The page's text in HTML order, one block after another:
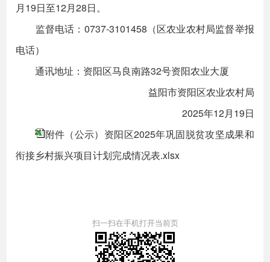
月19日至12月28日。
监督电话：0737-3101458（区农业农村局监督举报
电话）
通讯地址：资阳区马良南路32号资阳农业大厦
益阳市资阳区农业农村局
2025年12月19日
附件（公示）资阳区2025年巩固脱贫攻坚成果和
衔接乡村振兴项目计划完成情况表.xlsx
扫一扫在手机打开当前页